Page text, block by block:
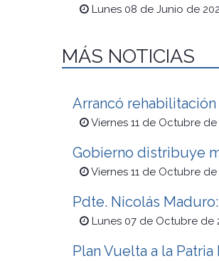
Lunes 08 de Junio de
MÁS NOTICIAS
Arrancó
Viernes 11 de Octubre de
Gobierno distribuye
Viernes 11 de Octubre de
Pdte. Nicolás
Lunes 07 de Octubre de
Plan Vuelta a la